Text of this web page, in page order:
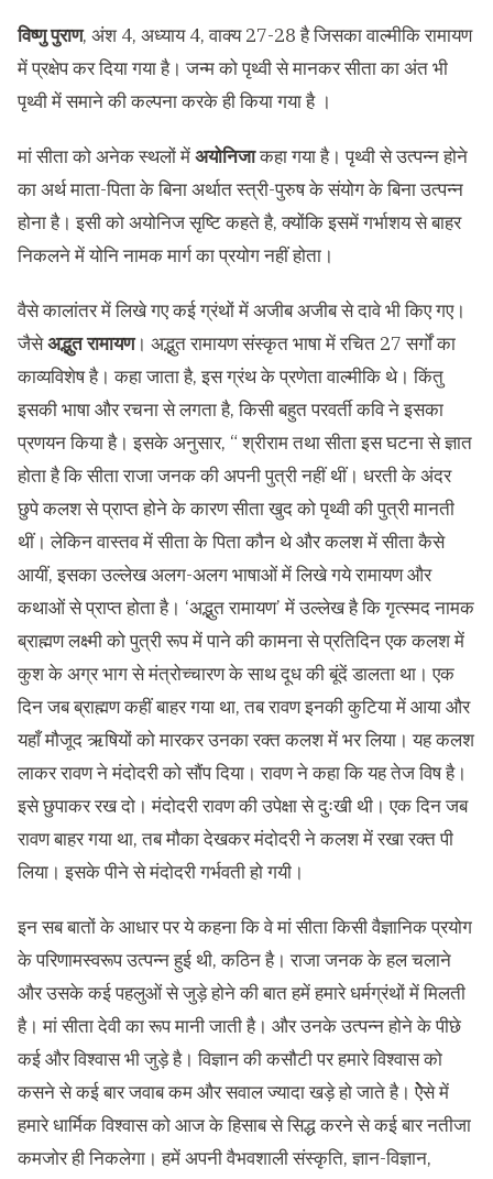
विष्णु पुराण, अंश 4, अध्याय 4, वाक्य 27-28 है जिसका वाल्मीकि रामायण
में प्रक्षेप कर दिया गया है। जन्म को पृथ्वी से मानकर सीता का अंत भी
पृथ्वी में समाने की कल्पना करके ही किया गया है ।
मां सीता को अनेक स्थलों मेंअयोनिजाकहा गया है। पृथ्वी से उत्पन्न होने
का अर्थ माता-पिता के बिना अर्थात स्त्री-पुरुष के संयोग के बिना उत्पन्न
होना है। इसी को अयोनिज सृष्टि कहते है, क्योंकि इसमें गर्भाशय से बाहर
निकलने में योनि नामक मार्ग का प्रयोग नहीं होता।
वैसे कालांतर में लिखे गए कई ग्रंथों में अजीब अजीब से दावे भी किए गए।
जैसेअद्भुत रामायण। अद्भुत रामायण संस्कृत भाषा में रचित 27 सर्गों का
काव्यविशेष है। कहा जाता है, इस ग्रंथ के प्रणेता वाल्मीकि थे। किंतु
इसकी भाषा और रचना से लगता है, किसी बहुत परवर्ती कवि ने इसका
प्रणयन किया है। इसके अनुसार, “ श्रीराम तथा सीता इस घटना से ज्ञात
होता है कि सीता राजा जनक की अपनी पुत्री नहीं थीं। धरती के अंदर
छुपे कलश से प्राप्त होने के कारण सीता खुद को पृथ्वी की पुत्री मानती
थीं। लेकिन वास्तव में सीता के पिता कौन थे और कलश में सीता कैसे
आयीं, इसका उल्लेख अलग-अलग भाषाओं में लिखे गये रामायण और
कथाओं से प्राप्त होता है। ‘अद्भुत रामायण’ में उल्लेख है कि गृत्स्मद नामक
ब्राह्मण लक्ष्मी को पुत्री रूप में पाने की कामना से प्रतिदिन एक कलश में
कुश के अग्र भाग से मंत्रोच्चारण के साथ दूध की बूंदें डालता था। एक
दिन जब ब्राह्मण कहीं बाहर गया था, तब रावण इनकी कुटिया में आया और
यहाँ मौजूद ऋषियों को मारकर उनका रक्त कलश में भर लिया। यह कलश
लाकर रावण ने मंदोदरी को सौंप दिया। रावण ने कहा कि यह तेज विष है।
इसे छुपाकर रख दो। मंदोदरी रावण की उपेक्षा से दुःखी थी। एक दिन जब
रावण बाहर गया था, तब मौका देखकर मंदोदरी ने कलश में रखा रक्त पी
लिया। इसके पीने से मंदोदरी गर्भवती हो गयी।
इन सब बातों के आधार पर ये कहना कि वे मां सीता किसी वैज्ञानिक प्रयोग
के परिणामस्वरूप उत्पन्न हुई थी, कठिन है। राजा जनक के हल चलाने
और उसके कई पहलुओं से जुड़े होने की बात हमें हमारे धर्मग्रंथों में मिलती
है। मां सीता देवी का रूप मानी जाती है। और उनके उत्पन्न होने के पीछे
कई और विश्वास भी जुड़े है। विज्ञान की कसौटी पर हमारे विश्वास को
कसने से कई बार जवाब कम और सवाल ज्यादा खड़े हो जाते है। ऐेसे में
हमारे धार्मिक विश्वास को आज के हिसाब से सिद्ध करने से कई बार नतीजा
कमजोर ही निकलेगा। हमें अपनी वैभवशाली संस्कृति, ज्ञान-विज्ञान,